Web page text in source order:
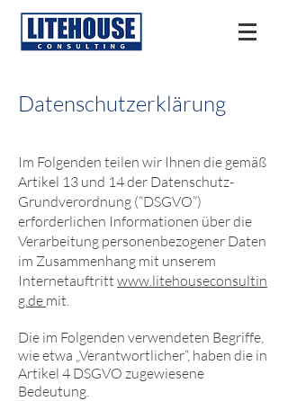
Datenschutzerklärung
Im Folgenden teilen wir Ihnen die gemäß
Artikel 13 und 14 der Datenschutz-
Grundverordnung (“DSGVO”)
erforderlichen Informationen über die
Verarbeitung personenbezogener Daten
im Zusammenhang mit unserem
Internetauftritt www.litehouseconsultin
g.de mit.
Die im Folgenden verwendeten Begriffe,
wie etwa „Verantwortlicher“, haben die in
Artikel 4 DSGVO zugewiesene
Bedeutung.